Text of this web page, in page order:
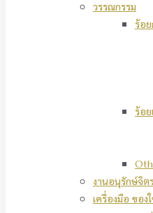
วรรณกรรม
ร้อย
ร้อ
งานอนุรักษ์จิต
เครื่องมือ ของ